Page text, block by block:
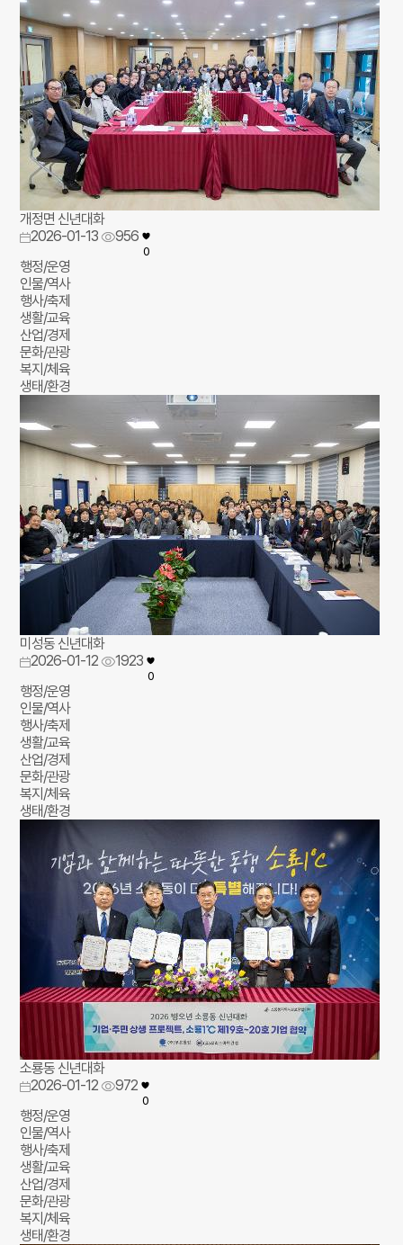
개정면 신년대화
2026-01-13
956
0
행정/운영
인물/역사
행사/축제
생활/교육
산업/경제
문화/관광
복지/체육
생태/환경
미성동 신년대화
2026-01-12
1923
0
행정/운영
인물/역사
행사/축제
생활/교육
산업/경제
문화/관광
복지/체육
생태/환경
소룡동 신년대화
2026-01-12
972
0
행정/운영
인물/역사
행사/축제
생활/교육
산업/경제
문화/관광
복지/체육
생태/환경